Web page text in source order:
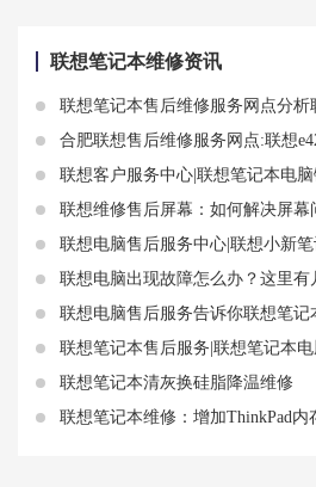
联想笔记本维修资讯
联想笔记本售后维修服务网点分析联想笔记
合肥联想售后维修服务网点:联想e420笔记
联想客户服务中心|联想笔记本电
联想维修售后屏幕：如何解决屏幕
联想电脑售后服务中心|联想小新笔记本电
联想电脑出现故障怎么办？这里
联想电脑售后服务告诉你联想笔记本
联想笔记本售后服务|联想笔记本
联想笔记本清灰换硅脂降温维修
联想笔记本维修：增加ThinkPad内